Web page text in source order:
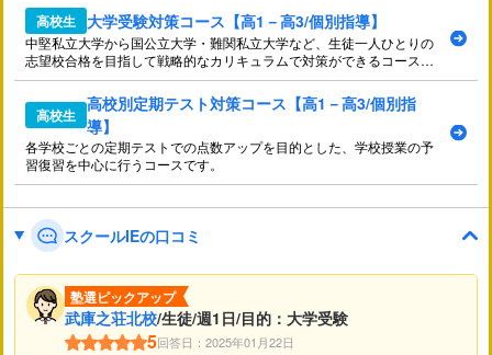
高校生 大学受験対策コース【高1－高3/個別指導】
中堅私立大学から国公立大学・難関私立大学など、生徒一人ひとりの
志望校合格を目指して戦略的なカリキュラムで対策ができるコースで
す。
高校生
高校別定期テスト対策コース【高1－高3/個別指
導】
各学校ごとの定期テストでの点数アップを目的とした、学校授業の予
習復習を中心に行うコースです。
スクールIEの口コミ
塾選ピックアップ
武庫之荘北校/生徒/週1日/目的：大学受験
5回答日：2025年01月22日